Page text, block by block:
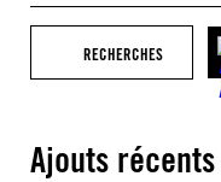
RECHERCHES
Ajouts récents